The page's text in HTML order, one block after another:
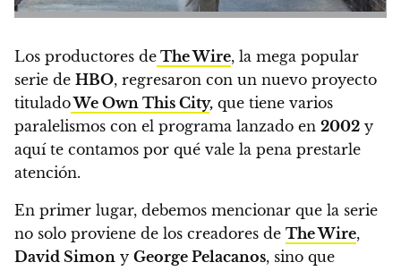
Los productores de The Wire, la mega popular
serie de HBO, regresaron con un nuevo proyecto
tituladoWe Own This City, que tiene varios
paralelismos con el programa lanzado en 2002 y
aquí te contamos por qué vale la pena prestarle
atención.
En primer lugar, debemos mencionar que la serie
no solo proviene de los creadores de The Wire,
David Simon y George Pelacanos, sino que